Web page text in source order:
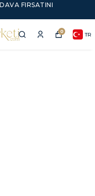
FIRSATINI
0 TR